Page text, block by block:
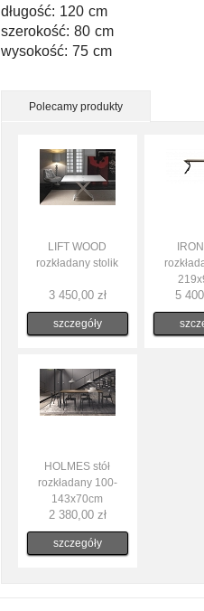
długość: 120 cm
szerokość: 80 cm
wysokość: 75 cm
Polecamy produkty
LIFT WOOD
rozkładany stolik
3 450,00 zł
szczegóły
5
HOLMES stół
rozkładany 100-
143x70cm
2 380,00 zł
szczegóły